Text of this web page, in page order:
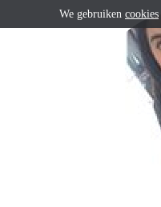
We gebruiken cookies